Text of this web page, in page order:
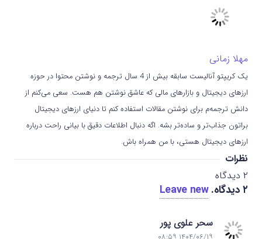
مهلا زمانی
یک کریپتو آنالیست سابقه بیش از 4 سال ترجمه و نوشتن محتوا در حوزه
ارزهای دیجیتال و بازارهای مالی که عاشق نوشتن هم هست. سعی می‌کنم از
دانش ترجمه‌م برای نوشتن مقالات استفاده کنم تا دنیای ارزهای دیجیتال
براتون جذاب‌تر و ساده‌تر بشه. اگه دنبال اطلاعات دقیق با بیانی راحت درباره
ارزهای دیجیتال هستی، با من همراه باش.
نظرات
۲ دیدگاه
۲دیدگاه.
Leave new
سحر علوی پور